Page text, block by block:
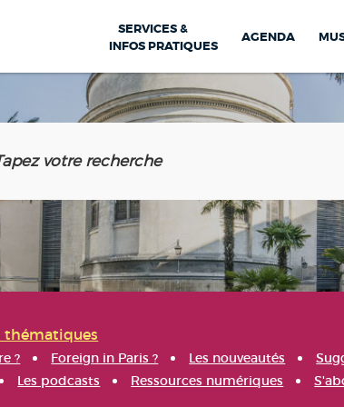
SERVICES &
INFOS PRATIQUES
AGENDA
thématiques
? Foreign in Paris ? Les nouveautés
Les podcasts Ressources numériques